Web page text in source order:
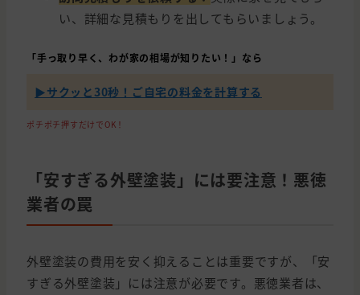
い、詳細な見積もりを出してもらいましょう。
「手っ取り早く、わが家の相場が知りたい！」なら
▶︎サクッと30秒！ご自宅の料金を計算する
ポチポチ押すだけでOK！
「安すぎる外壁塗装」には要注意！悪徳
業者の罠
外壁塗装の費用を安く抑えることは重要ですが、「安
すぎる外壁塗装」には注意が必要です。悪徳業者は、